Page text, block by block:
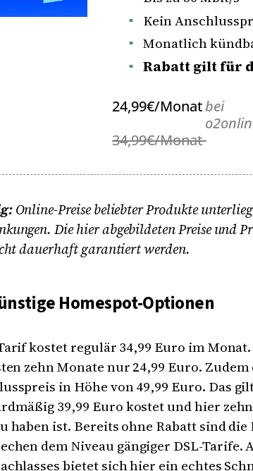
Kein
Monatlich
Rabatt gilt für
24,99€/Monat
34,99€/Monat
bei
Online-Preise beliebter Produkte
Die hier abgebildeten Preise und
dauerhaft garantiert werden.
Homespot-Optionen
kostet regulär 34,99 Euro im
zehn Monate nur 24,99 Euro.
in Höhe von 49,99 Euro. Das
39,99 Euro kostet und hier
haben ist. Bereits ohne Rabatt sind
dem Niveau gängiger DSL-Tarife.
bietet sich hier ein echtes